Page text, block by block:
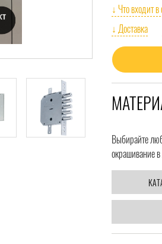
↓ Что входит в
↓ Доставка
Выбирайте
окрашивание